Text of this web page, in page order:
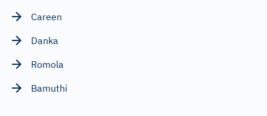
Careen
Danka
Romola
Bamuthi